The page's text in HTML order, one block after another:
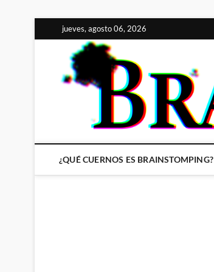
al
contenido
jueves, agosto 06, 2026
¿QUÉ CUERNOS ES BRAINSTOMPING?